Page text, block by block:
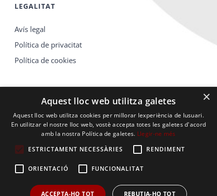
LEGALITAT
Avís legal
Política de privacitat
Política de cookies
×
Aquest lloc web utilitza galetes
Aquest lloc web utilitza cookies per millorar lexperiència de lusuari.
En utilitzar el nostre lloc web, vostè accepta totes les galetes d'acord
amb la nostra Política de galetes. Llegir-ne més
ESTRICTAMENT NECESSÀRIES
RENDIMENT
ORIENTACIÓ FUNCIONALITAT
ACCEPTA-HO TOT REBUTJA-HO TOT